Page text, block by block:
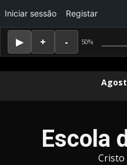
50%
Iniciar sessão Registar
Escola
Cristo